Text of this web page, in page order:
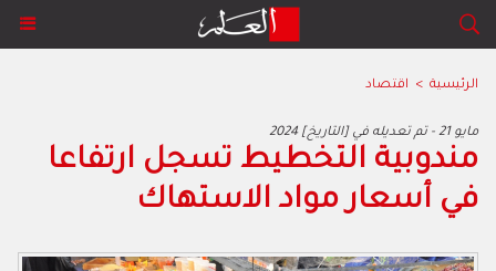
الرئيسية > اقتصاد
2024 مايو 21 - تم تعديله في [التاريخ]
مندوبية التخطيط تسجل ارتفاعا
في أسعار مواد الاستهاك